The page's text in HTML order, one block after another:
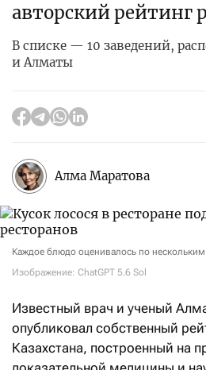
авторский рейтинг
В списке — 10 заведений,
и Алматы
Алма Маратова
Каждое блюдо оценивалось по
Изображение: ChatGPT 5.6 Sol
Известный врач и ученый
опубликовал собственный
Казахстана, построенный на